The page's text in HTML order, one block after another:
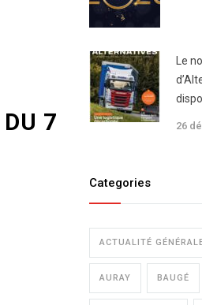
7
Le
26
Categories
ACTUALITÉ
AURAY BAUGÉ